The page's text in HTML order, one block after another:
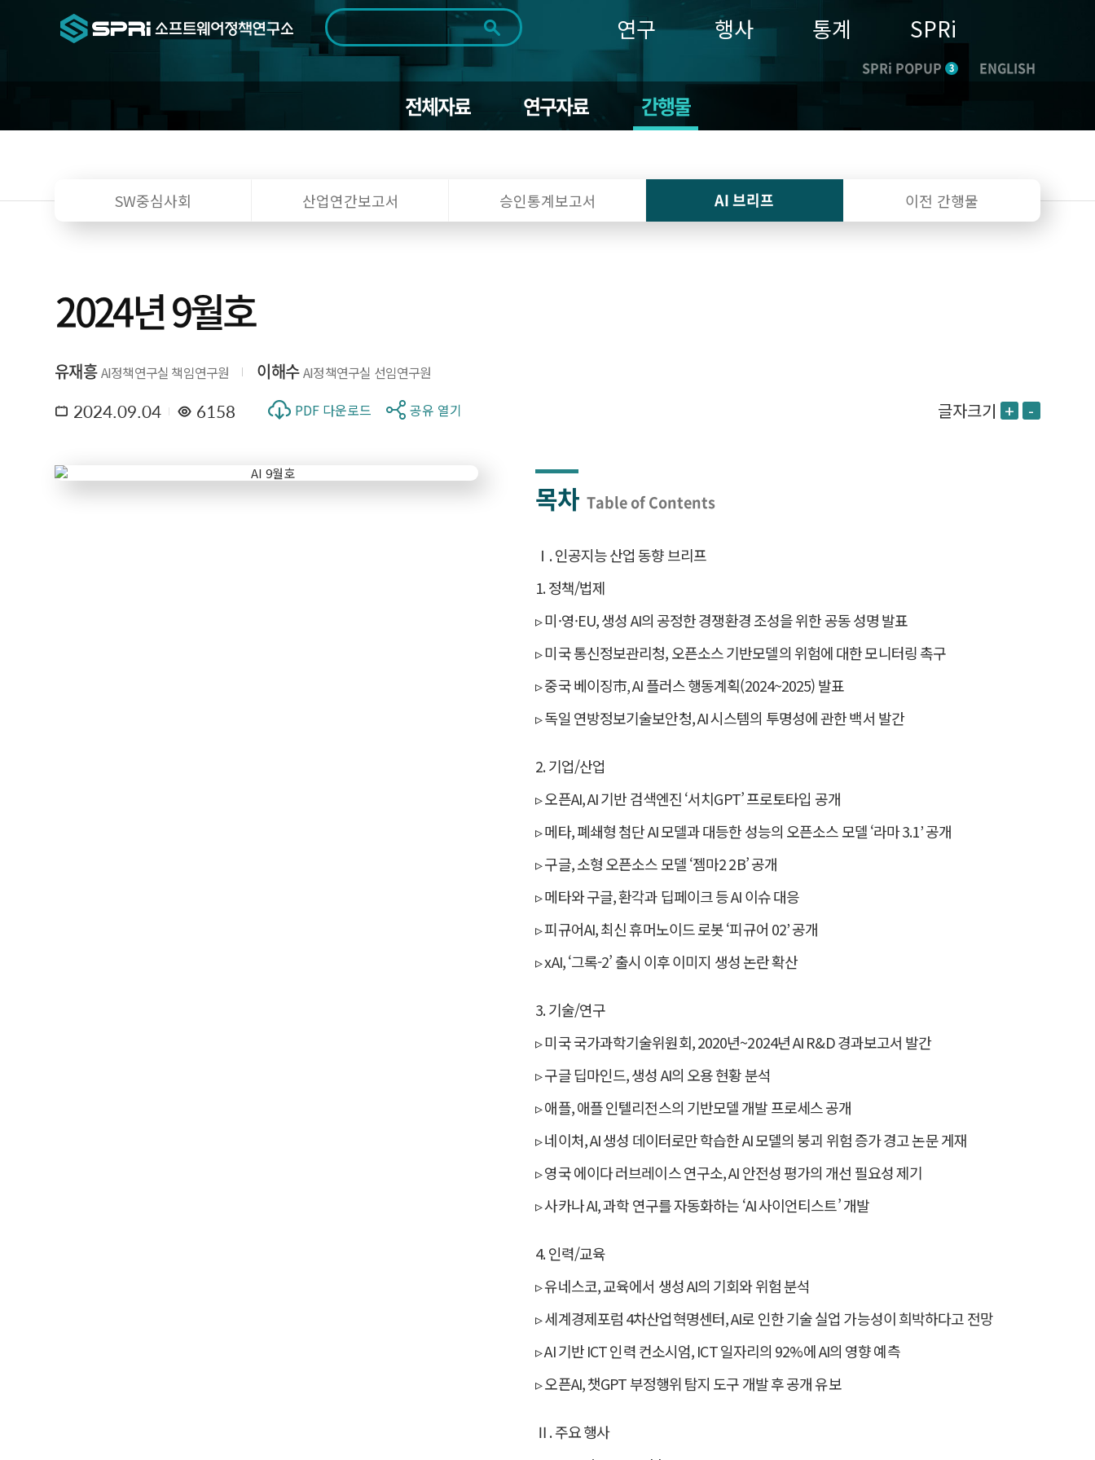
검색범위 전체
기간 전체 1일 1주 1개월 3개월 1년
~
연구 행사 통계 SPRi
SPRi POPUP 3 ENGLISH
전체자료 연구자료 간행물
SW중심사회 산업연간보고서 승인통계보고서 AI 브리프 이전 간행물
2024년 9월호
유재흥 AI정책연구실 책임연구원 이해수 AI정책연구실 선임연구원
2024.09.04 6158 PDF 다운로드 공유 열기 글자크기 + -
목차 Table of Contents
Ⅰ. 인공지능 산업 동향 브리프
1. 정책/법제
▹ 미·영·EU, 생성 AI의 공정한 경쟁환경 조성을 위한 공동 성명 발표
▹ 미국 통신정보관리청, 오픈소스 기반모델의 위험에 대한 모니터링 촉구
▹ 중국 베이징市, AI 플러스 행동계획(2024~2025) 발표
▹ 독일 연방정보기술보안청, AI 시스템의 투명성에 관한 백서 발간
2. 기업/산업
▹ 오픈AI, AI 기반 검색엔진 ‘서치GPT’ 프로토타입 공개
▹ 메타, 폐쇄형 첨단 AI 모델과 대등한 성능의 오픈소스 모델 ‘라마 3.1’ 공개
▹ 구글, 소형 오픈소스 모델 ‘젬마2 2B’ 공개
▹ 메타와 구글, 환각과 딥페이크 등 AI 이슈 대응
▹ 피규어AI, 최신 휴머노이드 로봇 ‘피규어 02’ 공개
▹ xAI, ‘그록-2’ 출시 이후 이미지 생성 논란 확산
3. 기술/연구
▹ 미국 국가과학기술위원회, 2020년~2024년 AI R&D 경과보고서 발간
▹ 구글 딥마인드, 생성 AI의 오용 현황 분석
▹ 애플, 애플 인텔리전스의 기반모델 개발 프로세스 공개
▹ 네이처, AI 생성 데이터로만 학습한 AI 모델의 붕괴 위험 증가 경고 논문 게재
▹ 영국 에이다 러브레이스 연구소, AI 안전성 평가의 개선 필요성 제기
▹ 사카나 AI, 과학 연구를 자동화하는 ‘AI 사이언티스트’ 개발
4. 인력/교육
▹ 유네스코, 교육에서 생성 AI의 기회와 위험 분석
▹ 세계경제포럼 4차산업혁명센터, AI로 인한 기술 실업 가능성이 희박하다고 전망
▹ AI 기반 ICT 인력 컨소시엄, ICT 일자리의 92%에 AI의 영향 예측
▹ 오픈AI, 챗GPT 부정행위 탐지 도구 개발 후 공개 유보
Ⅱ. 주요 행사